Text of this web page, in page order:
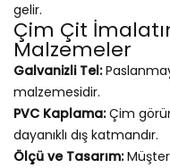
gelir.
Çim Çit
Malzemeler
Galvanizli Tel:
malzemesidir.
PVC Kaplama:Çim
dayanıklı dış katmandır.
Ölçü ve Tasarım: